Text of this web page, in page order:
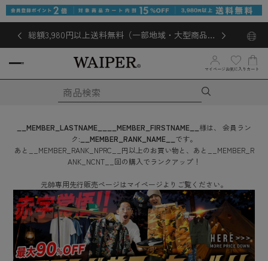
総額3,980円以上送料無料（一部地域・大型商品対
マイページ お気に入り カート
__MEMBER_LASTNAME__ __MEMBER_FIRSTNAME__ 様は、
会員ラン
ク: __MEMBER_RANK_NAME__ です。
あと
__MEMBER_RANK_NPRC__ 円以上のお買い物と、あと
__MEMBER_R
ANK_NCNT__ 回の購入でランクアップ！
元帥専用先行販売ページはマイページよりご覧ください。